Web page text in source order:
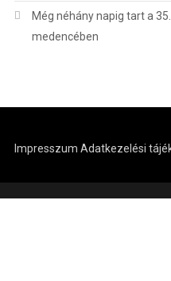
Még néhány napig tart a
medencében
Impresszum Adatkezelési